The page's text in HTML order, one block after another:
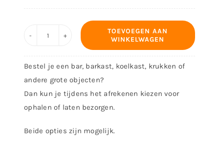
Decoratiebord
Man
cave
aantal
TOEVOEGEN AAN
WINKELWAGEN
Bestel je een bar, barkast, koelkast, krukken of
andere grote objecten?
Dan kun je tijdens het afrekenen kiezen voor
ophalen of laten bezorgen.
Beide opties zijn mogelijk.